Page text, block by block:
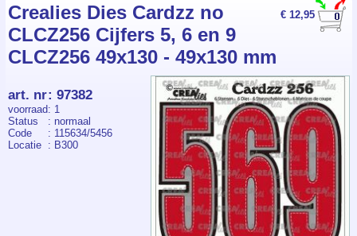
€ 12,95
Crealies Dies Cardzz no
CLCZ256 Cijfers 5, 6 en 9
CLCZ256 49x130 - 49x130 mm
art. nr: 97382
voorraad: 1
Status
: normaal
Code
: 115634/5456
Locatie : B300